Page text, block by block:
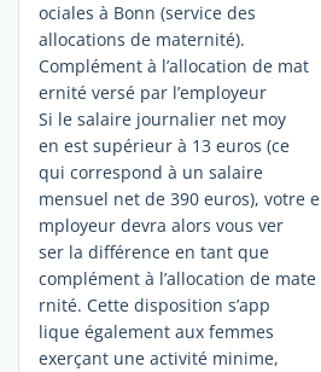
ociales à Bonn (service des
allocations de maternité).
Complément à l’allocation de mat
ernité versé par l’employeur
Si le salaire journalier net moy
en est supérieur à 13 euros (ce
qui correspond à un salaire
mensuel net de 390 euros), votre e
mployeur devra alors vous ver
ser la différence en tant que
complément à l’allocation de mate
rnité. Cette disposition s’app
lique également aux femmes
exerçant une activité minime,